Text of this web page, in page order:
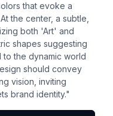
that evoke a
the center, a subtle,
both 'Art' and
shapes suggesting
to the dynamic world
should convey
vision, inviting
brand identity."